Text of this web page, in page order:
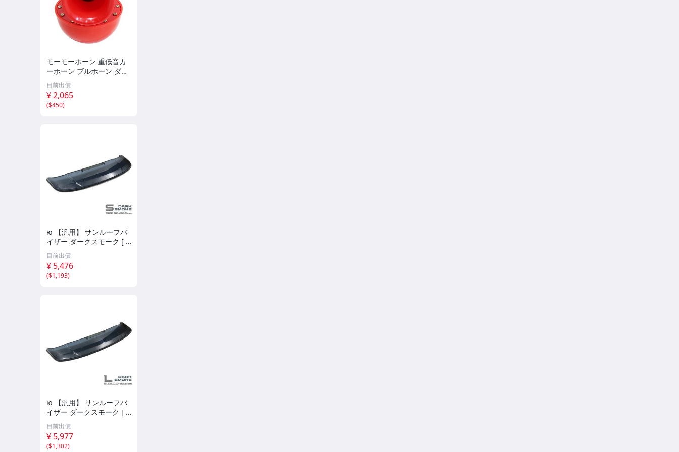
モーモーホーン 重低音カ
ーホーン ブルホーン ダン
プカー 汽笛のような重量
級の迫力！ステー付 レッ
ド 12V汎用 クラクション
旧車 バイク
目前出價
¥ 2,065
($450)
ю 【汎用】 サンルーフバ
イザー ダークスモーク [ S
サイズ ] 90×32.5cm 取付
金具付き サンルーフ 後付
け 換気 雨よけ 曇り予防 1
個
目前出價
¥ 5,476
($1,193)
ю 【汎用】 サンルーフバ
イザー ダークスモーク [ L
サイズ ] 110×32.5cm 取付
金具付き サンルーフ 後付
け 換気 雨よけ 曇り予防 1
目前出價
¥ 5,977
($1,302)